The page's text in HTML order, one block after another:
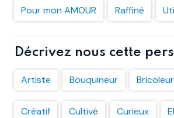
Pour mon AMOUR Raffiné
Décrivez nous cette
Artiste Bouquineur Bricoleur
Créatif Cultivé Curieux